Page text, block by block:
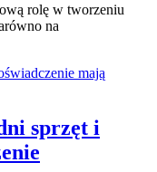
rolę w tworzeniu
na
sprzęt i